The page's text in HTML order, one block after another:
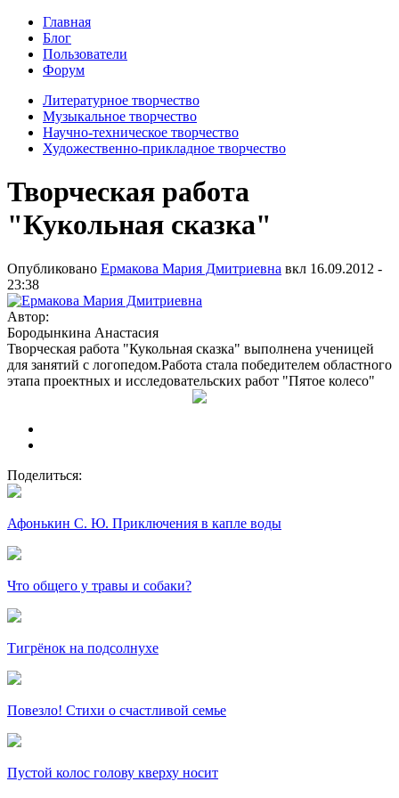
Главная
Блог
Пользователи
Форум
Литературное творчество
Музыкальное творчество
Научно-техническое творчество
Художественно-прикладное творчество
Творческая работа
"Кукольная сказка"
Опубликовано Ермакова Мария Дмитриевна вкл 16.09.2012 -
23:38
Автор:
Бородынкина Анастасия
Творческая работа "Кукольная сказка" выполнена ученицей
для занятий с логопедом.Работа стала победителем областного
этапа проектных и исследовательских работ "Пятое колесо"
Поделиться:
Афонькин С. Ю. Приключения в капле воды
Что общего у травы и собаки?
Тигрёнок на подсолнухе
Повезло! Стихи о счастливой семье
Пустой колос голову кверху носит